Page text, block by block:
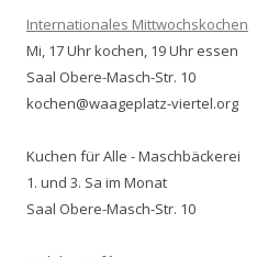
Internationales Mittwochskochen
Mi, 17 Uhr kochen, 19 Uhr essen
Saal Obere-Masch-Str. 10
kochen@waageplatz-viertel.org
Kuchen für Alle - Maschbäckerei
1. und 3. Sa im Monat
Saal Obere-Masch-Str. 10